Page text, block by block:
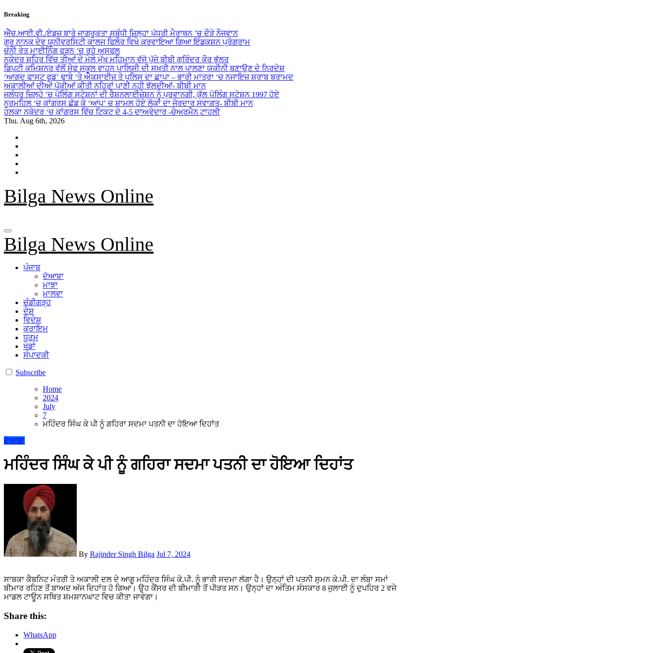
Skip
content
Breaking
ਐੱਚ.ਆਈ.ਵੀ./ਏਡਜ਼ ਬਾਰੇ ਜਾਗਰੂਕਤਾ ਸਬੰਧੀ ਜ਼ਿਲ੍ਹਾ ਪੱਧਰੀ ਮੈਰਾਥਨ ’ਚ ਦੌੜੇ ਨੌਜਵਾਨ
ਗੁਰੂ ਨਾਨਕ ਦੇਵ ਯੂਨੀਵਰਸਿਟੀ ਕਾਲਜ ਫਿਲੌਰ ਵਿਖੇ ਕਰਵਾਇਆ ਗਿਆ ਇੰਡਕਸ਼ਨ ਪ੍ਰੋਗਰਾਮ
ਚੰਨੀ ਰੇਤ ਮਾਈਨਿੰਗ ਫੜਨ ‘ਚ ਰਹੇ ਅਸਫਲ
ਨਕੋਦਰ ਸ਼ਹਿਰ ਵਿੱਚ ਤੀਆਂ ਦੇ ਮੇਲੇ ਮੁੱਖ ਮਹਿਮਾਨ ਵੱਜੋ ਪੁੱਜੇ ਬੀਬੀ ਗੁਰਿੰਦਰ ਕੌਰ ਭੁੱਲਰ
ਡਿਪਟੀ ਕਮਿਸ਼ਨਰ ਵੱਲੋਂ ਸੇਫ ਸਕੂਲ ਵਾਹਨ ਪਾਲਿਸੀ ਦੀ ਸਖ਼ਤੀ ਨਾਲ ਪਾਲਣਾ ਯਕੀਨੀ ਬਣਾਉਣ ਦੇ ਨਿਰਦੇਸ਼
‘ਆਗਦ ਫਾਸਟ ਫੂਡ’ ਢਾਬੇ ‘ਤੇ ਐਕਸਾਈਜ਼ ਤੇ ਪੁਲਿਸ ਦਾ ਛਾਪਾ – ਭਾਰੀ ਮਾਤਰਾ ‘ਚ ਨਜਾਇਜ਼ ਸ਼ਰਾਬ ਬਰਾਮਦ
ਅਕਾਲੀਆਂ ਦੀਆਂ ਪੱਕੀਆਂ ਕੀਤੀ ਨਹਿਰਾਂ ਪਾਣੀ ਨਹੀ ਝੱਲਦੀਆਂ- ਬੀਬੀ ਮਾਨ
ਜਲੰਧਰ ਜ਼ਿਲ੍ਹੇ ’ਚ ਪੋਲਿੰਗ ਸਟੇਸ਼ਨਾਂ ਦੀ ਰੈਸ਼ਨਲਾਈਜ਼ੇਸ਼ਨ ਨੂੰ ਪ੍ਰਵਾਨਗੀ, ਕੁੱਲ ਪੋਲਿੰਗ ਸਟੇਸ਼ਨ 1997 ਹੋਏ
ਨੂਰਮਹਿਲ ‘ਚ ਕਾਂਗਰਸ ਛੱਡ ਕੇ ‘ਆਪ’ ਚ ਸ਼ਾਮਲ ਹੋਏ ਲੋਕਾਂ ਦਾ ਜੋਰਦਾਰ ਸਵਾਗਤ- ਬੀਬੀ ਮਾਨ
ਹਲਕਾ ਨਕੋਦਰ ‘ਚ ਕਾਂਗਰਸ ਵਿੱਚ ਟਿਕਟ ਦੇ 4-5 ਦਾਅਵੇਦਾਰ -ਚੇਅਰਮੈਨ ਟਾਹਲੀ
Thu. Aug 6th, 2026
Bilga News Online
Bilga News Online
ਪੰਜਾਬ
ਦੋਆਬਾ
ਮਾਝਾ
ਮਾਲਵਾ
ਚੰਡੀਗੜ੍ਹ
ਦੇਸ਼
ਵਿਦੇਸ਼
ਕਰਾਇਮ
ਧਰਮ
ਖੇਡਾਂ
ਸੰਪਾਦਕੀ
Subscribe
Home
2024
July
7
ਮਹਿੰਦਰ ਸਿੰਘ ਕੇ ਪੀ ਨੂੰ ਗਹਿਰਾ ਸਦਮਾ ਪਤਨੀ ਦਾ ਹੋਇਆ ਦਿਹਾਂਤ
ਦੋਆਬਾ
ਮਹਿੰਦਰ ਸਿੰਘ ਕੇ ਪੀ ਨੂੰ ਗਹਿਰਾ ਸਦਮਾ ਪਤਨੀ ਦਾ ਹੋਇਆ ਦਿਹਾਂਤ
By Rajinder Singh Bilga Jul 7, 2024
ਸਾਬਕਾ ਕੈਬਨਿਟ ਮੰਤਰੀ ਤੇ ਅਕਾਲੀ ਦਲ ਦੇ ਆਗੂ ਮਹਿੰਦਰ ਸਿੰਘ ਕੇ.ਪੀ. ਨੂੰ ਭਾਰੀ ਸਦਮਾ ਲੱਗਾ ਹੈ। ਉਨ੍ਹਾਂ ਦੀ ਪਤਨੀ ਸੁਮਨ ਕੇ.ਪੀ. ਦਾ ਲੰਬਾ ਸਮਾਂ
ਬੀਮਾਰ ਰਹਿਣ ਤੋਂ ਬਾਅਦ ਅੱਜ ਦਿਹਾਂਤ ਹੋ ਗਿਆ। ਉਹ ਕੈਂਸਰ ਦੀ ਬੀਮਾਰੀ ਤੋਂ ਪੀੜਤ ਸਨ। ਉਨ੍ਹਾਂ ਦਾ ਅੰਤਿਮ ਸੰਸਕਾਰ 8 ਜੁਲਾਈ ਨੂੰ ਦੁਪਹਿਰ 2 ਵਜੇ
ਮਾਡਲ ਟਾਊਨ ਸਥਿਤ ਸ਼ਮਸ਼ਾਨਘਾਟ ਵਿਚ ਕੀਤਾ ਜਾਵੇਗਾ।
Share this:
WhatsApp